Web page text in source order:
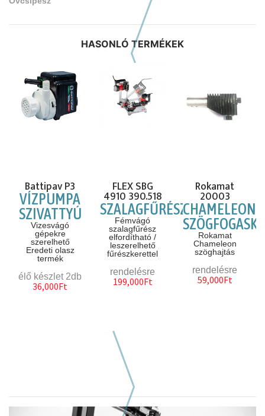
HASONLÓ TERMÉKEK
Előző hasonló szerszámok
Battipav P3
VÍZPUMPA
SZIVATTYÚ
Vizesvágó
gépekre
szerelhető
Eredeti olasz
termék
élő készlet 2db
36,000Ft
FLEX SBG
4910 390.518
SZALAGFŰRÉSZ
Fémvágó
szalagfűrész
elfordítható /
leszerelhető
fűrészkerettel
rendelésre
199,000Ft
Rokamat
20003
CHAMELEON
Rokamat
Chameleon
szöghajtás
rendelésre
59,000Ft
Következő hasonló